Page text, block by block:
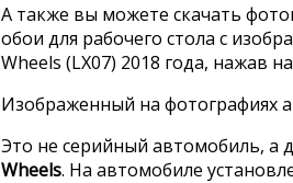
А также вы можете скачать
обои для рабочего стола с
Wheels (LX07) 2018 года, нажав
Изображенный на фотографиях
Это не серийный автомобиль, а
Wheels. На автомобиле